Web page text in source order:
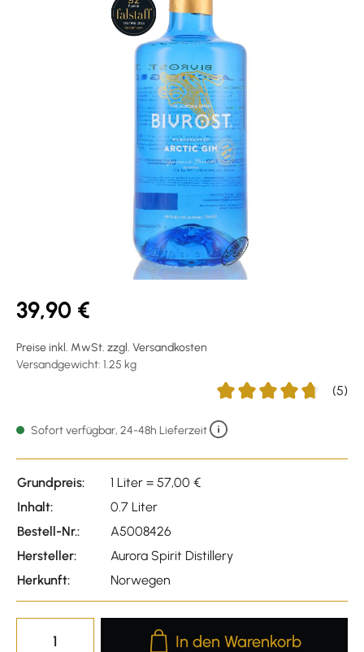
39,90 €
Preise inkl. MwSt. zzgl. Versandkosten
Versandgewicht: 1.25 kg
(5)
Sofort verfügbar, 24-48h Lieferzeit
Grundpreis:
1 Liter = 57,00 €
Inhalt:
0.7 Liter
Bestell-Nr.:
A5008426
Hersteller:
Aurora Spirit Distillery
Herkunft:
Norwegen
Produkt Anzahl: Gib den
In den Warenkorb